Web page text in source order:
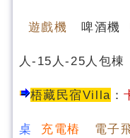
遊戲機 啤酒機
人-15人-25人包棟
梧藏民宿Villa ：
桌 充電樁 電子